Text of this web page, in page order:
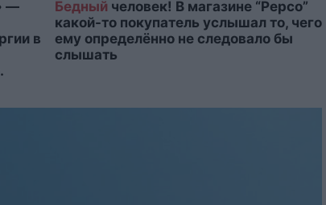
—
в
Бедный человек! В магазине “Pepco”
какой-то покупатель услышал то, чего
ему определённо не следовало бы
слышать